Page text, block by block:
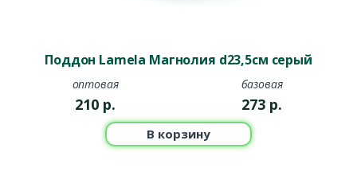
Поддон Lamela Магнолия d23,5см серый
оптовая
210 р.
базовая
273 р.
В корзину